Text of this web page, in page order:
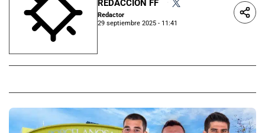
REDACCIÓN FF
Redactor
29 septiembre 2025 - 11:41